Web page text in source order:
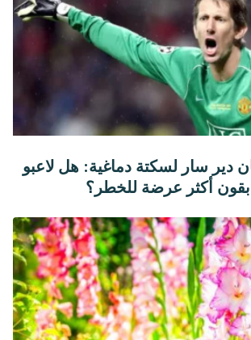
دير سار لسكتة دماغية: هل لاعبو
أكثر عرضة للخطر؟